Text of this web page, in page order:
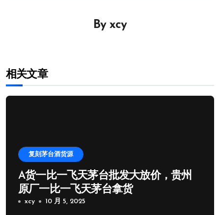
By xcy
相关文章
复刻茅台酒货源
A货一比一飞天茅台批发大放价，贵州
原厂一比一飞天茅台拿货
xcy 10 月 5, 2025